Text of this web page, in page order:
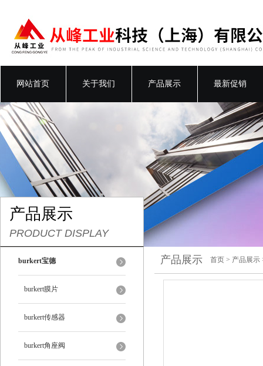
网站首页 关于我们 产品展示 最新促销
产品展示
PRODUCT DISPLAY
burkert宝德
burkert膜片
burkert传感器
burkert角座阀
产品展示 首页 > 产品展示